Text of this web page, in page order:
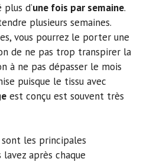
d’une fois par semaine.
plusieurs semaines.
vous pourrez le porter une
de ne pas trop transpirer la
à ne pas dépasser le mois
puisque le tissu avec
est conçu est souvent très
les principales
lavez après chaque